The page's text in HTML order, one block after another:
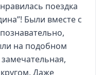
поездка
Были вместе с
на подобном
Даже